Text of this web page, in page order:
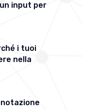
input per
i tuoi
nella